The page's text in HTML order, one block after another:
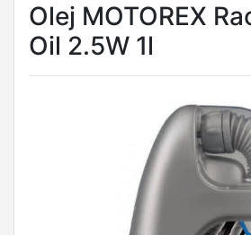
Olej MOTOREX
Oil 2.5W 1l